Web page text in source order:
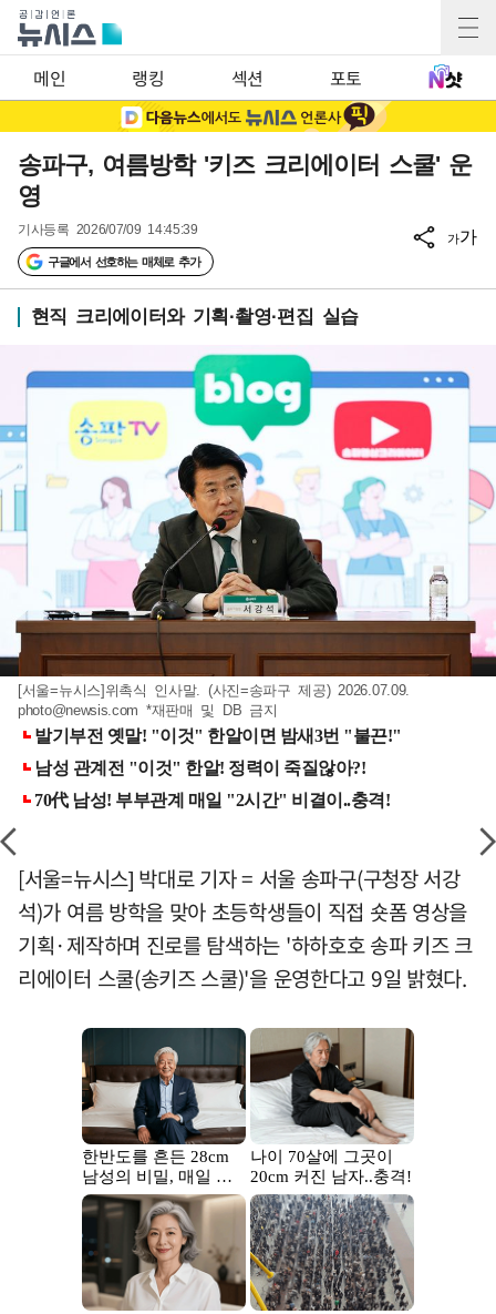
메인 랭킹 섹션 포토
송파구, 여름방학 '키즈 크리에이터 스쿨' 운
영
기사등록 2026/07/09 14:45:39
구글에서 선호하는 매체로 추가
가가
현직 크리에이터와 기획·촬영·편집 실습
[서울=뉴시스]위촉식 인사말. (사진=송파구 제공) 2026.07.09.
photo@newsis.com *재판매 및 DB 금지
[서울=뉴시스] 박대로 기자 = 서울 송파구(구청장 서강
석)가 여름 방학을 맞아 초등학생들이 직접 숏폼 영상을
기획·제작하며 진로를 탐색하는 '하하호호 송파 키즈 크
리에이터 스쿨(송키즈 스쿨)'을 운영한다고 9일 밝혔다.